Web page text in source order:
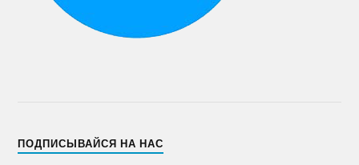
ПОДПИСЫВАЙСЯ НА НАС